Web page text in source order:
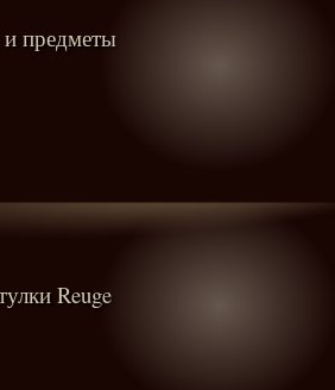
предметы
Reuge